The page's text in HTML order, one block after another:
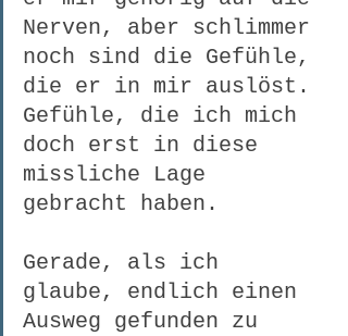
Nerven, aber schlimmer
noch sind die Gefühle,
die er in mir auslöst.
Gefühle, die ich mich
doch erst in diese
missliche Lage
gebracht haben.
Gerade, als ich
glaube, endlich einen
Ausweg gefunden zu